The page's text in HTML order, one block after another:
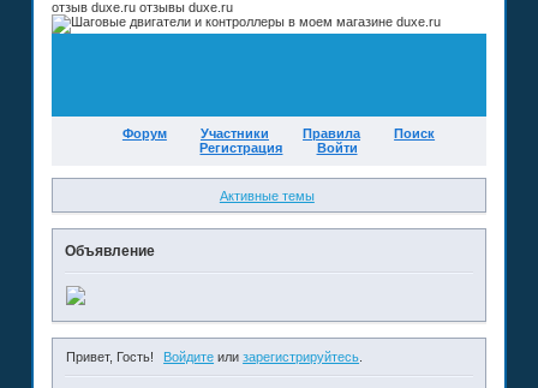
отзыв duxe.ru отзывы duxe.ru
Форум Участники Правила
Поиск
Регистрация
Войти
Активные темы
Объявление
Привет, Гость! Войдите илизарегистрируйтесь